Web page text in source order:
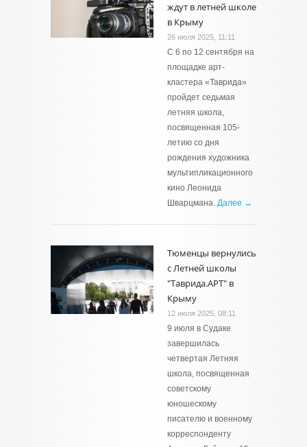
ждут в летней школе
в Крыму
26 июля 2025, 11:11
С 6 по 12 сентября на
площадке арт-
кластера «Таврида»
пройдет седьмая
летняя школа,
посвященная 105-
летию со дня
рождения художника
мультипликационного
кино Леонида
Шварцмана. Далее →
Тюменцы вернулись
с Летней школы
"Таврида.АРТ" в
Крыму
12 июля 2025, 08:11
9 июля в Судаке
завершилась
четвертая Летняя
школа, посвященная
советскому
юношескому
писателю и военному
корреспонденту